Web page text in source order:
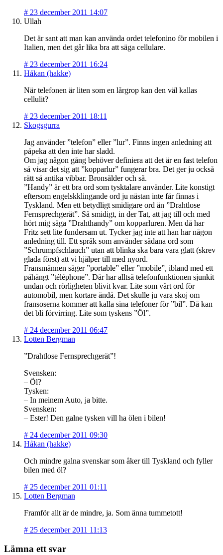
# 23 december 2011 14:07
Ullah
Det är sant att man kan använda ordet telefonino för mobilen i
Italien, men det går lika bra att säga cellulare.
# 23 december 2011 16:24
Håkan (hakke)
När telefonen är liten som en lårgrop kan den väl kallas
cellulit?
# 23 december 2011 18:11
Skogsgurra
Jag använder ”telefon” eller ”lur”. Finns ingen anledning att
påpeka att den inte har sladd.
Om jag någon gång behöver definiera att det är en fast telefon
så visar det sig att ”kopparlur” fungerar bra. Det ger ju också
rätt så antika vibbar. Bronsålder och så.
”Handy” är ett bra ord som tysktalare använder. Lite konstigt
eftersom engelskklingande ord ju nästan inte får finnas i
Tyskland. Men ett betydligt smidigare ord än ”Drahtlose
Fernsprechgerät”. Så smidigt, in der Tat, att jag till och med
hört mig säga ”Drahthandy” om kopparluren. Men då har
Fritz sett lite fundersam ut. Tycker jag inte att han har någon
anledning till. Ett språk som använder sådana ord som
”Schrumpfschlauch” utan att blinka ska bara vara glatt (skrev
glada först) att vi hjälper till med nyord.
Fransmännen säger ”portable” eller ”mobile”, ibland med ett
påhängt ”téléphone”. Där har alltså telefonfunktionen sjunkit
undan och rörligheten blivit kvar. Lite som vårt ord för
automobil, men kortare ändå. Det skulle ju vara skoj om
fransoserna kommer att kalla sina telefoner för ”bil”. Då kan
det bli förvirring. Lite som tyskens ”Öl”.
# 24 december 2011 06:47
Lotten Bergman
”Drahtlose Fernsprechgerät”!
Svensken:
– Öl?
Tysken:
– In meinem Auto, ja bitte.
Svensken:
– Ester! Den galne tysken vill ha ölen i bilen!
# 24 december 2011 09:30
Håkan (hakke)
Och mindre galna svenskar som åker till Tyskland och fyller
bilen med öl?
# 25 december 2011 01:11
Lotten Bergman
Framför allt är de mindre, ja. Som änna tummetott!
# 25 december 2011 11:13
Lämna ett svar